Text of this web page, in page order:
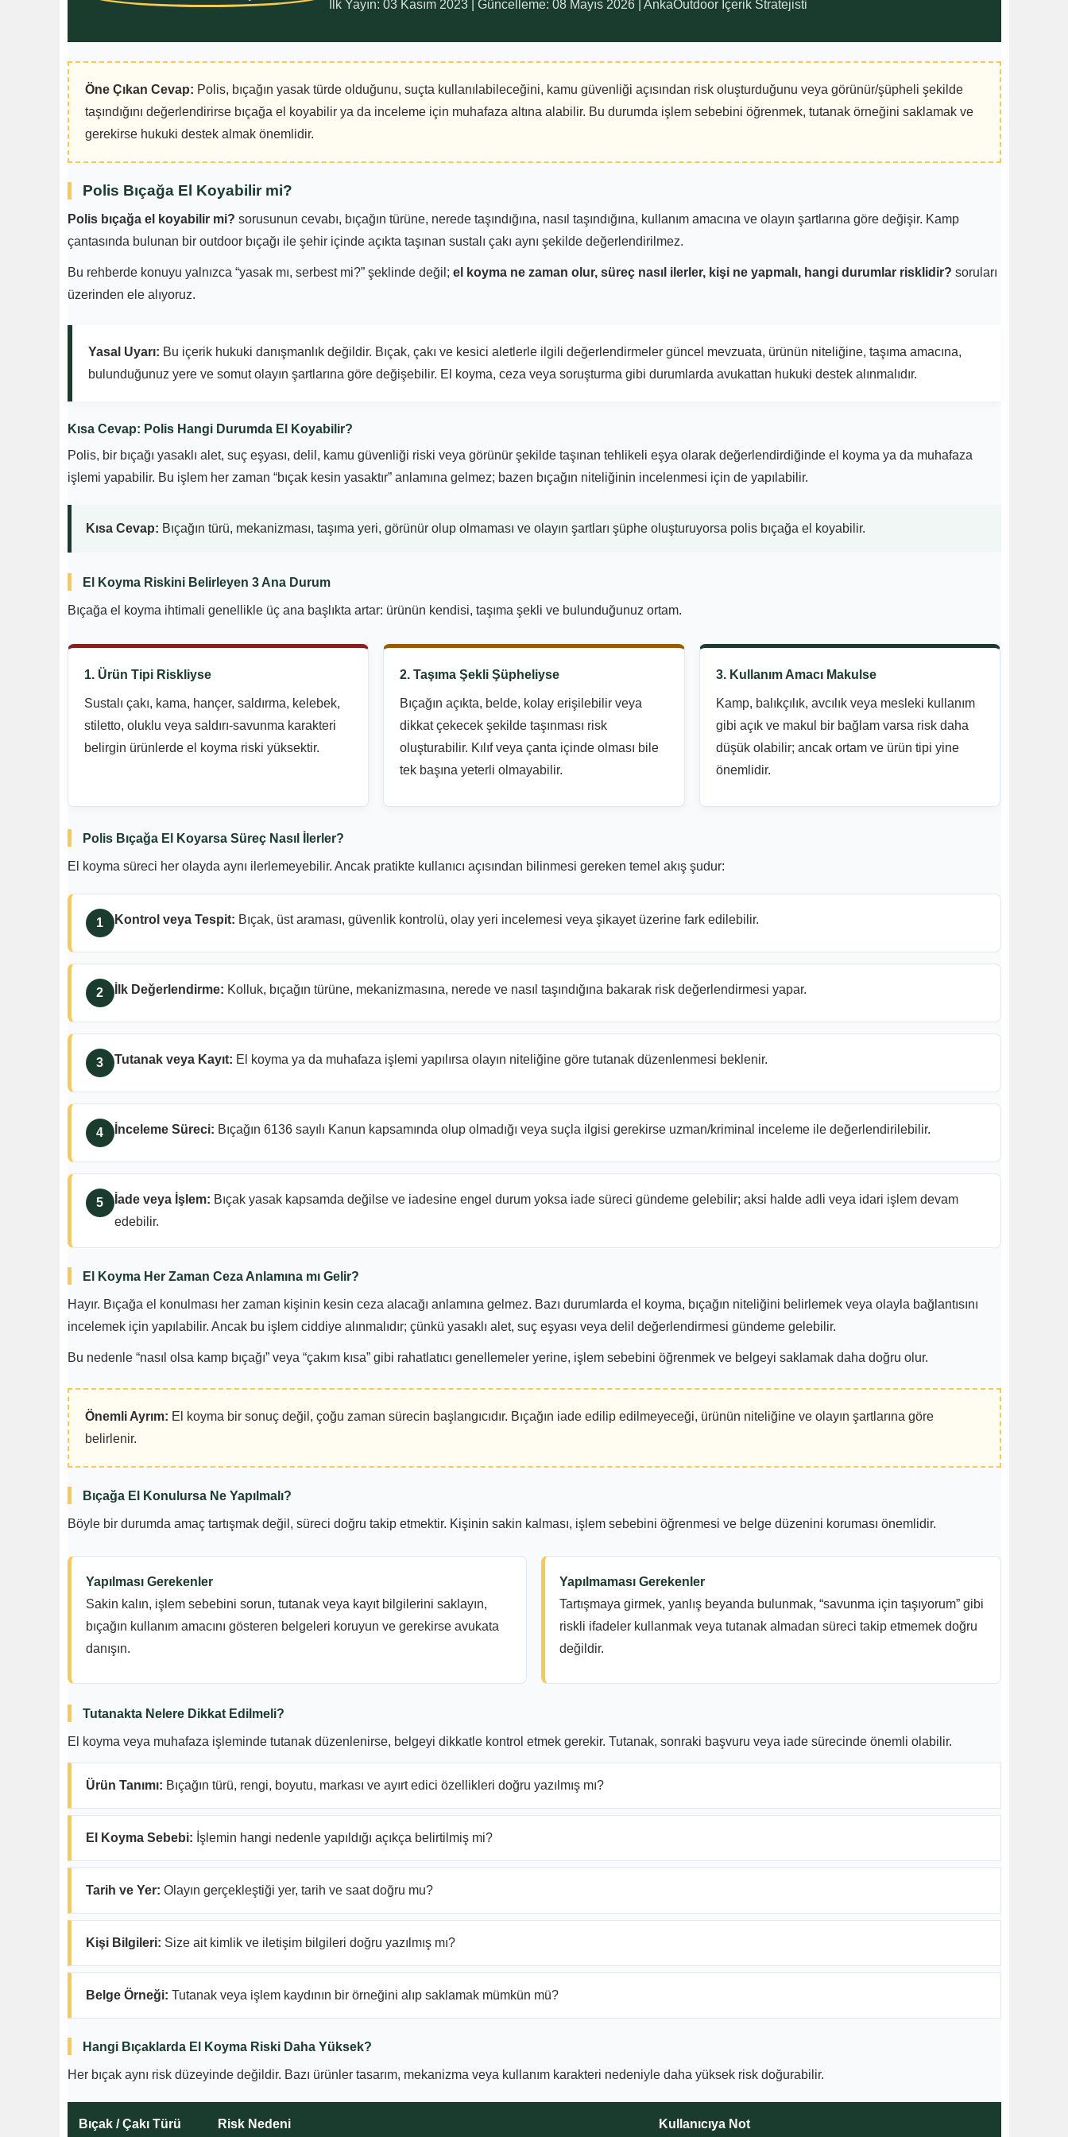
İlk Yayın: 03 Kasım 2023 | Güncelleme: 08 Mayıs 2026 | AnkaOutdoor İçerik Stratejisti
Öne Çıkan Cevap: Polis, bıçağın yasak türde olduğunu, suçta kullanılabileceğini, kamu güvenliği açısından risk oluşturduğunu veya görünür/şüpheli şekilde
taşındığını değerlendirirse bıçağa el koyabilir ya da inceleme için muhafaza altına alabilir. Bu durumda işlem sebebini öğrenmek, tutanak örneğini saklamak ve
gerekirse hukuki destek almak önemlidir.
Polis Bıçağa El Koyabilir mi?
Polis bıçağa el koyabilir mi? sorusunun cevabı, bıçağın türüne, nerede taşındığına, nasıl taşındığına, kullanım amacına ve olayın şartlarına göre değişir. Kamp
çantasında bulunan bir outdoor bıçağı ile şehir içinde açıkta taşınan sustalı çakı aynı şekilde değerlendirilmez.
Bu rehberde konuyu yalnızca “yasak mı, serbest mi?” şeklinde değil; el koyma ne zaman olur, süreç nasıl ilerler, kişi ne yapmalı, hangi durumlar risklidir? soruları
üzerinden ele alıyoruz.
Yasal Uyarı: Bu içerik hukuki danışmanlık değildir. Bıçak, çakı ve kesici aletlerle ilgili değerlendirmeler güncel mevzuata, ürünün niteliğine, taşıma amacına,
bulunduğunuz yere ve somut olayın şartlarına göre değişebilir. El koyma, ceza veya soruşturma gibi durumlarda avukattan hukuki destek alınmalıdır.
Kısa Cevap: Polis Hangi Durumda El Koyabilir?
Polis, bir bıçağı yasaklı alet, suç eşyası, delil, kamu güvenliği riski veya görünür şekilde taşınan tehlikeli eşya olarak değerlendirdiğinde el koyma ya da muhafaza
işlemi yapabilir. Bu işlem her zaman “bıçak kesin yasaktır” anlamına gelmez; bazen bıçağın niteliğinin incelenmesi için de yapılabilir.
Kısa Cevap: Bıçağın türü, mekanizması, taşıma yeri, görünür olup olmaması ve olayın şartları şüphe oluşturuyorsa polis bıçağa el koyabilir.
El Koyma Riskini Belirleyen 3 Ana Durum
Bıçağa el koyma ihtimali genellikle üç ana başlıkta artar: ürünün kendisi, taşıma şekli ve bulunduğunuz ortam.
1. Ürün Tipi Riskliyse
Sustalı çakı, kama, hançer, saldırma, kelebek,
stiletto, oluklu veya saldırı-savunma karakteri
belirgin ürünlerde el koyma riski yüksektir.
2. Taşıma Şekli Şüpheliyse
Bıçağın açıkta, belde, kolay erişilebilir veya
dikkat çekecek şekilde taşınması risk
oluşturabilir. Kılıf veya çanta içinde olması bile
tek başına yeterli olmayabilir.
3. Kullanım Amacı Makulse
Kamp, balıkçılık, avcılık veya mesleki kullanım
gibi açık ve makul bir bağlam varsa risk daha
düşük olabilir; ancak ortam ve ürün tipi yine
önemlidir.
Polis Bıçağa El Koyarsa Süreç Nasıl İlerler?
El koyma süreci her olayda aynı ilerlemeyebilir. Ancak pratikte kullanıcı açısından bilinmesi gereken temel akış şudur:
Kontrol veya Tespit: Bıçak, üst araması, güvenlik kontrolü, olay yeri incelemesi veya şikayet üzerine fark edilebilir.
İlk Değerlendirme: Kolluk, bıçağın türüne, mekanizmasına, nerede ve nasıl taşındığına bakarak risk değerlendirmesi yapar.
Tutanak veya Kayıt: El koyma ya da muhafaza işlemi yapılırsa olayın niteliğine göre tutanak düzenlenmesi beklenir.
İnceleme Süreci: Bıçağın 6136 sayılı Kanun kapsamında olup olmadığı veya suçla ilgisi gerekirse uzman/kriminal inceleme ile değerlendirilebilir.
İade veya İşlem: Bıçak yasak kapsamda değilse ve iadesine engel durum yoksa iade süreci gündeme gelebilir; aksi halde adli veya idari işlem devam
edebilir.
El Koyma Her Zaman Ceza Anlamına mı Gelir?
Hayır. Bıçağa el konulması her zaman kişinin kesin ceza alacağı anlamına gelmez. Bazı durumlarda el koyma, bıçağın niteliğini belirlemek veya olayla bağlantısını
incelemek için yapılabilir. Ancak bu işlem ciddiye alınmalıdır; çünkü yasaklı alet, suç eşyası veya delil değerlendirmesi gündeme gelebilir.
Bu nedenle “nasıl olsa kamp bıçağı” veya “çakım kısa” gibi rahatlatıcı genellemeler yerine, işlem sebebini öğrenmek ve belgeyi saklamak daha doğru olur.
Önemli Ayrım: El koyma bir sonuç değil, çoğu zaman sürecin başlangıcıdır. Bıçağın iade edilip edilmeyeceği, ürünün niteliğine ve olayın şartlarına göre
belirlenir.
Bıçağa El Konulursa Ne Yapılmalı?
Böyle bir durumda amaç tartışmak değil, süreci doğru takip etmektir. Kişinin sakin kalması, işlem sebebini öğrenmesi ve belge düzenini koruması önemlidir.
Yapılması Gerekenler
Sakin kalın, işlem sebebini sorun, tutanak veya kayıt bilgilerini saklayın,
bıçağın kullanım amacını gösteren belgeleri koruyun ve gerekirse avukata
danışın.
Yapılmaması Gerekenler
Tartışmaya girmek, yanlış beyanda bulunmak, “savunma için taşıyorum” gibi
riskli ifadeler kullanmak veya tutanak almadan süreci takip etmemek doğru
değildir.
Tutanakta Nelere Dikkat Edilmeli?
El koyma veya muhafaza işleminde tutanak düzenlenirse, belgeyi dikkatle kontrol etmek gerekir. Tutanak, sonraki başvuru veya iade sürecinde önemli olabilir.
Ürün Tanımı: Bıçağın türü, rengi, boyutu, markası ve ayırt edici özellikleri doğru yazılmış mı?
El Koyma Sebebi: İşlemin hangi nedenle yapıldığı açıkça belirtilmiş mi?
Tarih ve Yer: Olayın gerçekleştiği yer, tarih ve saat doğru mu?
Kişi Bilgileri: Size ait kimlik ve iletişim bilgileri doğru yazılmış mı?
Belge Örneği: Tutanak veya işlem kaydının bir örneğini alıp saklamak mümkün mü?
Hangi Bıçaklarda El Koyma Riski Daha Yüksek?
Her bıçak aynı risk düzeyinde değildir. Bazı ürünler tasarım, mekanizma veya kullanım karakteri nedeniyle daha yüksek risk doğurabilir.
Bıçak / Çakı Türü Risk Nedeni Kullanıcıya Not